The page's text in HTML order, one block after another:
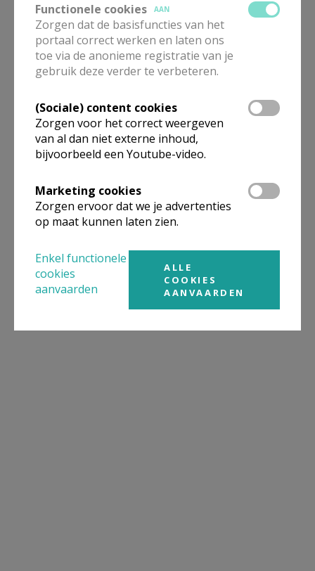
Functionele cookies
AAN
Zorgen dat de basisfuncties van het
portaal correct werken en laten ons
toe via de anonieme registratie van je
gebruik deze verder te verbeteren.
(Sociale) content cookies
Zorgen voor het correct weergeven
van al dan niet externe inhoud,
bijvoorbeeld een Youtube-video.
Marketing cookies
Zorgen ervoor dat we je advertenties
op maat kunnen laten zien.
Enkel functionele
cookies
aanvaarden
ALLE
COOKIES
AANVAARDEN